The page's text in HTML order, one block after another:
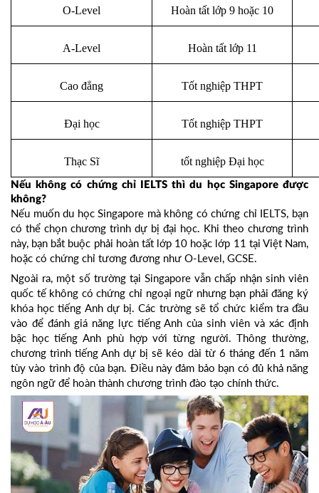
O-Level Hoàn tất lớp 9 hoặc 10
A-Level Hoàn tất lớp 11
Cao đẳng Tốt nghiệp THPT
Đại học Tốt nghiệp THPT
Thạc Sĩ tốt nghiệp Đại học
Nếu không có chứng chỉ IELTS thì du học Singapore được
không?
Nếu muốn du học Singapore mà không có chứng chỉ IELTS, bạn
có thể chọn chương trình dự bị đại học. Khi theo chương trình
này, bạn bắt buộc phải hoàn tất lớp 10 hoặc lớp 11 tại Việt Nam,
hoặc có chứng chỉ tương đương như O-Level, GCSE.
Ngoài ra, một số trường tại Singapore vẫn chấp nhận sinh viên
quốc tế không có chứng chỉ ngoại ngữ nhưng bạn phải đăng ký
khóa học tiếng Anh dự bị. Các trường sẽ tổ chức kiểm tra đầu
vào để đánh giá năng lực tiếng Anh của sinh viên và xác định
bậc học tiếng Anh phù hợp với từng người. Thông thường,
chương trình tiếng Anh dự bị sẽ kéo dài từ 6 tháng đến 1 năm
tùy vào trình độ của bạn. Điều này đảm bảo bạn có đủ khả năng
ngôn ngữ để hoàn thành chương trình đào tạo chính thức.